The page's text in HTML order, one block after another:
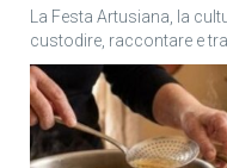
La Festa Artusiana, la
custodire, raccontare e